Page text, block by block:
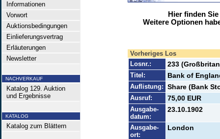
Informationen
Vorwort
Auktionsbedingungen
Einlieferungsvertrag
Erläuterungen
Newsletter
NACHVERKAUF
Katalog 129. Auktion
und Ergebnisse
KATALOG
Katalog zum Blättern
Hier finden
Weitere Optionen
Vorheriges Los
Losnr.:
233
Titel: Bank of
Auflistung: Share (Bank
Ausruf: 75,00 EUR
Ausgabe-
datum:
23.10.1902
Ausgabe-
ort:
London